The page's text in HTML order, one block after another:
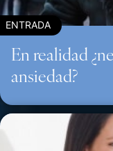
ENTRADA
En realidad
ansiedad?